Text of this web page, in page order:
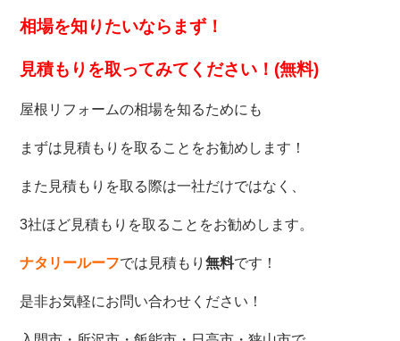
相場を知りたいなら まず！
見積もりを取ってみてください！(無料)
屋根リフォームの相場を知るためにも
まずは見積もりを取ることをお勧めします！
また見積もりを取る際は一社だけではなく、
3社ほど見積もりを取ることをお勧めします。
ナタリールーフでは見積もり無料です！
是非お気軽にお問い合わせください！